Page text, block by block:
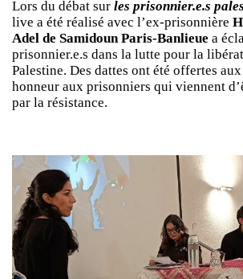
Lors du débat sur les prisonnier.e.s
live a été réalisé avec l’ex-prisonnière
Adel de Samidoun Paris-Banlieue a
prisonnier.e.s dans la lutte pour la
Palestine. Des dattes ont été offertes
honneur aux prisonniers qui viennent
par la résistance.